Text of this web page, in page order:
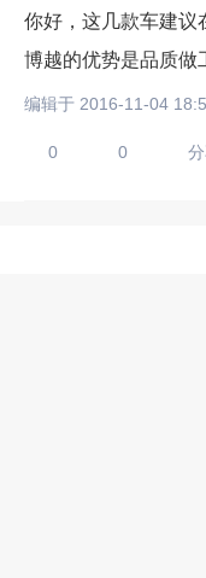
你好，这几款车建议
博越的优势是品质做
编辑于 2016-11-04
0 0